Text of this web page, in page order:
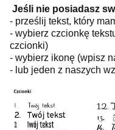
Jeśli nie posiadasz
- prześlij tekst, który
- wybierz czcionkę
czcionki)
- wybierz ikonę (wpisz
- lub jeden z naszych